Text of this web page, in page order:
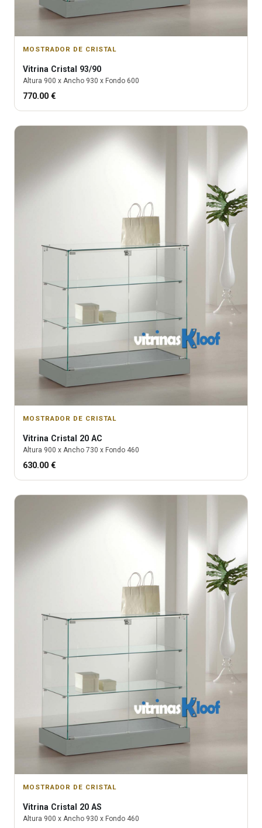
MOSTRADOR DE CRISTAL
Vitrina Cristal 93/90
Altura 900 x Ancho 930 x Fondo 600
770.00 €
MOSTRADOR DE CRISTAL
Vitrina Cristal 20 AC
Altura 900 x Ancho 730 x Fondo 460
630.00 €
MOSTRADOR DE CRISTAL
Vitrina Cristal 20 AS
Altura 900 x Ancho 930 x Fondo 460